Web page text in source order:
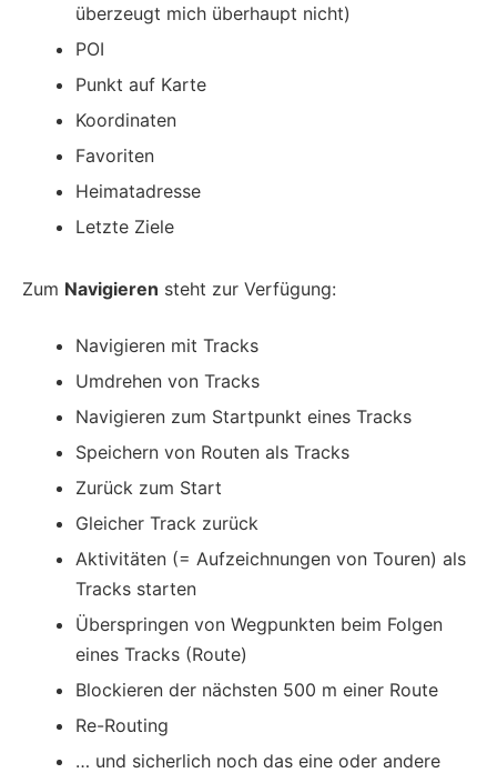
überzeugt mich überhaupt nicht)
POI
Punkt auf Karte
Koordinaten
Favoriten
Heimatadresse
Letzte Ziele
Zum Navigieren steht zur Verfügung:
Navigieren mit Tracks
Umdrehen von Tracks
Navigieren zum Startpunkt eines Tracks
Speichern von Routen als Tracks
Zurück zum Start
Gleicher Track zurück
Aktivitäten (= Aufzeichnungen von Touren) als
Tracks starten
Überspringen von Wegpunkten beim Folgen
eines Tracks (Route)
Blockieren der nächsten 500 m einer Route
Re-Routing
… und sicherlich noch das eine oder andere